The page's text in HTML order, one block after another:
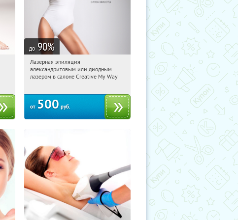
до 90%
01:27:09
Ленинский проспект
Лазерная эпиляция
александритовым или диодным
лазером в салоне Creative My Way
от 500 руб.